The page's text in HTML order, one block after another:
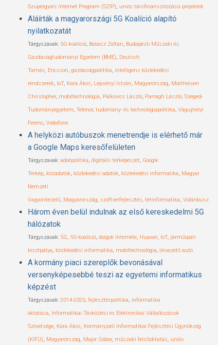
Szupergyors Internet Program (SZIP), uniós társfinanszírozású projektek
Aláírták a magyarországi 5G Koalíció alapító
nyilatkozatát
Tárgyszavak: 5G-koalíció, Balaicz Zoltán, Budapesti Műszaki és
Gazdaságtudományi Egyetem (BME), Deutsch
Tamás, Ericsson, gazdaságpolitika, intelligens közlekedési
rendszerek, IoT, Kara Ákos, Lepsényi István, Magyarország, Mattheisen
Christopher, mobiltechnológia, Palkovics László, Parragh László, Szegedi
Tudományegyetem, Telenor, tudomány- és technológiapolitika, Vágujhelyi
Ferenc, Vodafone
A helyközi autóbuszok menetrendje is elérhető már
a Google Maps keresőfelületen
Tárgyszavak: adatpolitika, digitális térképészet, Google
Térkép, közadatok, közlekedési adatok, közlekedési informatika, Magyar
Nemzeti
Vagyonkezelő, Magyarország, szoftverfejlesztés, térinformatika, Volánbusz
Három éven belül indulnak az első kereskedelmi 5G
hálózatok
Tárgyszavak: 5G, 5G-koalíció, dolgok Internete, Huawei, IoT, járműipari
tesztpálya, közlekedési informatika, mobiltechnológia, önvezető autó
A kormány piaci szereplők bevonásával
versenyképesebbé teszi az egyetemi informatikus
képzést
Tárgyszavak: 2014-2020, fejlesztéspolitika, informatika
oktatása, Informatikai Távközlési és Elektronikai Vállalkozások
Szövetsége, Kara Ákos, Kormányzati Informatikai Fejlesztési Ügynökség
(KIFÜ), Magyarország, Major Gábor, műszaki felsőoktatás, uniós